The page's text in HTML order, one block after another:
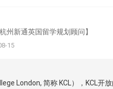
杭州新通英国留学规划顾问】
15
London, 简称 KCL），KCL开